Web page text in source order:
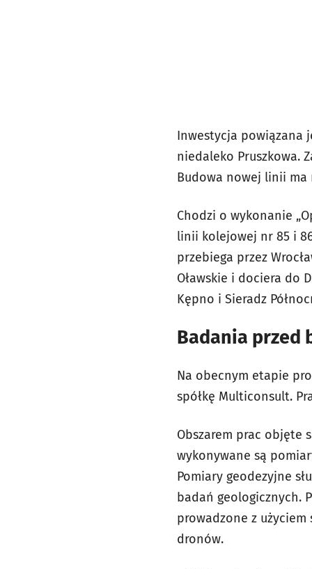
Inwestycja powiązana
niedaleko Pruszkowa.
Budowa nowej linii ma
Chodzi o wykonanie
linii kolejowej nr 85 i
przebiega przez
Oławskie i dociera do
Kępno i Sieradz
Badania przed
Na obecnym etapie
spółkę Multiconsult.
Obszarem prac objęte
wykonywane są
Pomiary geodezyjne
badań geologicznych.
prowadzone z
dronów.